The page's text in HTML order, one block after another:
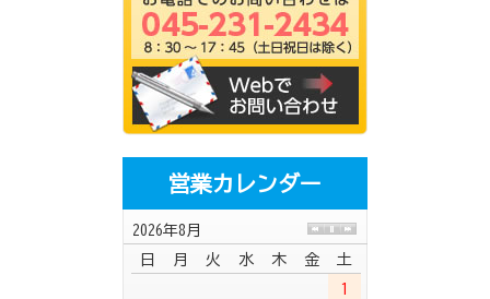
営業カレンダー
2026年8月
日
月 火 水 木 金
土
1